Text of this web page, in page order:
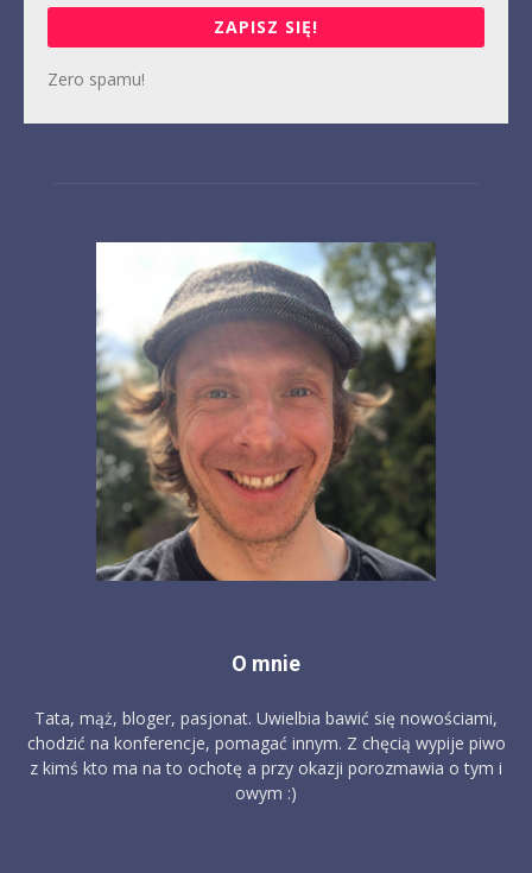
ZAPISZ SIĘ!
Zero spamu!
O mnie
Tata, mąż, bloger, pasjonat. Uwielbia bawić się nowościami,
chodzić na konferencje, pomagać innym. Z chęcią wypije piwo
z kimś kto ma na to ochotę a przy okazji porozmawia o tym i
owym :)